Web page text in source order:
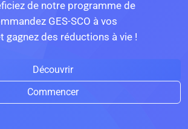
de notre programme de
GES-SCO à vos
gagnez des réductions à vie !
Découvrir
Commencer